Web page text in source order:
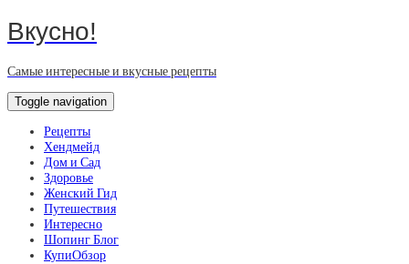
Вкусно!
Самые интересные и вкусные рецепты
Toggle navigation
Рецепты
Хендмейд
Дом и Сад
Здоровье
Женский Гид
Путешествия
Интересно
Шопинг Блог
КупиОбзор